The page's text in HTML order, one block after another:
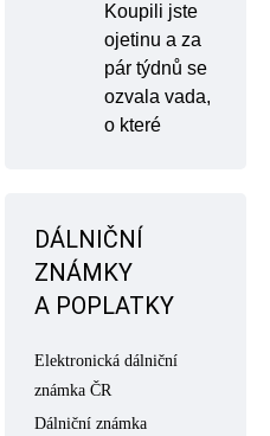
Koupili jste
ojetinu a za
pár týdnů se
ozvala vada,
o které
DÁLNIČNÍ
ZNÁMKY
A POPLATKY
Elektronická dálniční
známka ČR
Dálniční známka